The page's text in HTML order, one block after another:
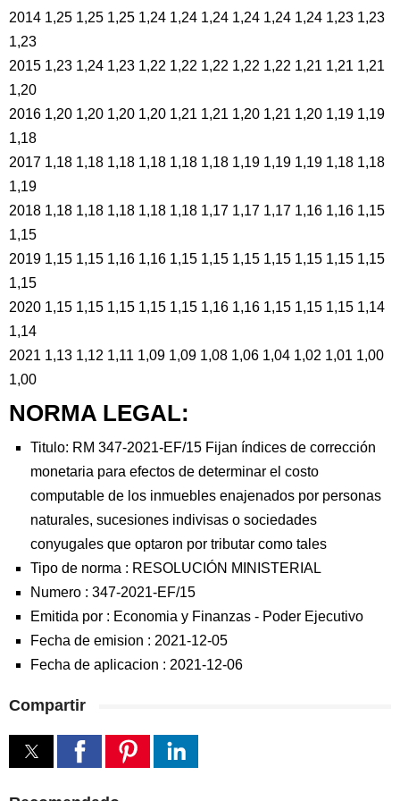
2014 1,25 1,25 1,25 1,24 1,24 1,24 1,24 1,24 1,24 1,23 1,23
1,23
2015 1,23 1,24 1,23 1,22 1,22 1,22 1,22 1,22 1,21 1,21 1,21
1,20
2016 1,20 1,20 1,20 1,20 1,21 1,21 1,20 1,21 1,20 1,19 1,19
1,18
2017 1,18 1,18 1,18 1,18 1,18 1,18 1,19 1,19 1,19 1,18 1,18
1,19
2018 1,18 1,18 1,18 1,18 1,18 1,17 1,17 1,17 1,16 1,16 1,15
1,15
2019 1,15 1,15 1,16 1,16 1,15 1,15 1,15 1,15 1,15 1,15 1,15
1,15
2020 1,15 1,15 1,15 1,15 1,15 1,16 1,16 1,15 1,15 1,15 1,14
1,14
2021 1,13 1,12 1,11 1,09 1,09 1,08 1,06 1,04 1,02 1,01 1,00
1,00
NORMA LEGAL:
Titulo: RM 347-2021-EF/15 Fijan índices de corrección
monetaria para efectos de determinar el costo
computable de los inmuebles enajenados por personas
naturales, sucesiones indivisas o sociedades
conyugales que optaron por tributar como tales
Tipo de norma : RESOLUCIÓN MINISTERIAL
Numero : 347-2021-EF/15
Emitida por : Economia y Finanzas - Poder Ejecutivo
Fecha de emision : 2021-12-05
Fecha de aplicacion : 2021-12-06
Compartir